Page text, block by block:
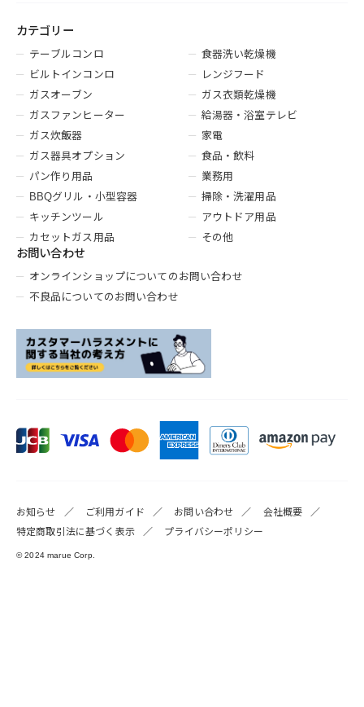
カテゴリー
テーブルコンロ
ビルトインコンロ
ガスオーブン
ガスファンヒーター
ガス炊飯器
ガス器具オプション
パン作り用品
BBQグリル・小型容器
キッチンツール
カセットガス用品
食器洗い乾燥機
レンジフード
ガス衣類乾燥機
給湯器・浴室テレビ
家電
食品・飲料
業務用
掃除・洗濯用品
アウトドア用品
その他
お問い合わせ
オンラインショップについてのお問い合わせ
不良品についてのお問い合わせ
お知らせ ご利用ガイド お問い合わせ
会社概要
特定商取引法に基づく表示
プライバシーポリシー
© 2024 marue Corp.